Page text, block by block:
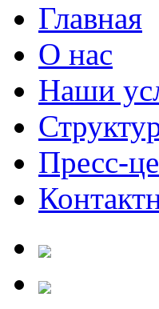
Главная
О нас
Наши
Пресс-